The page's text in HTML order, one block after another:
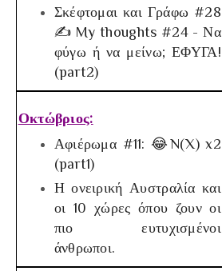
Σκέφτομαι και Γράφω #28
✍ My thoughts #24 - Να
φύγω ή να μείνω; ΕΦΥΓΑ!
(part2)
Οκτώβριος:
Αφιέρωμα #11: 😂N(X) x2
(part1)
Η ονειρική Αυστραλία και
οι 10 χώρες όπου ζουν οι
πιο ευτυχισμένοι
άνθρωποι.